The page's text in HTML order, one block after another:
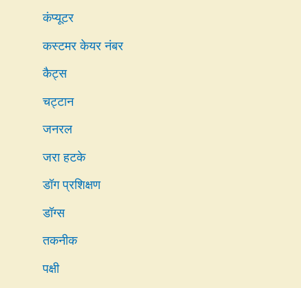
कंप्यूटर
कस्टमर केयर नंबर
कैट्स
चट्टान
जनरल
जरा हटके
डॉग प्रशिक्षण
डॉग्स
तकनीक
पक्षी